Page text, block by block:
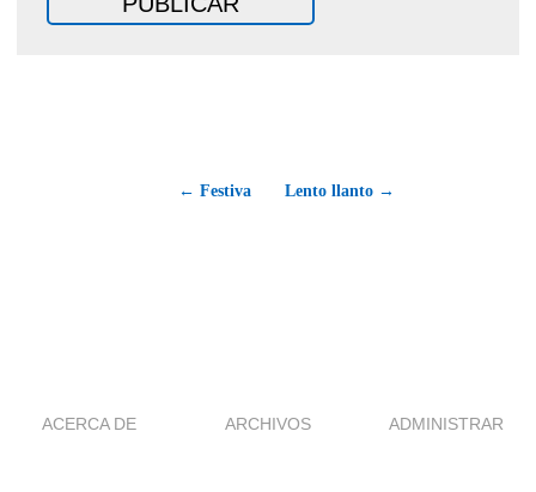
← Festiva Lento llanto →
ACERCA DE ARCHIVOS ADMINISTRAR